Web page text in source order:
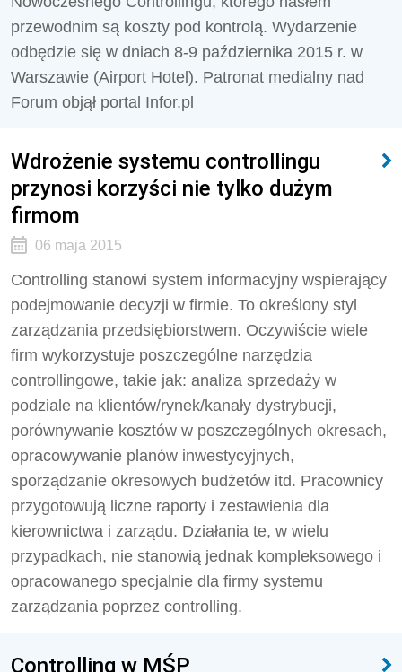
przewodnim są koszty pod kontrolą. Wydarzenie
odbędzie się w dniach 8-9 października 2015 r. w
Warszawie (Airport Hotel). Patronat medialny nad
Forum objął portal Infor.pl
Wdrożenie systemu controllingu
przynosi korzyści nie tylko dużym
firmom
06 maja 2015
Controlling stanowi system informacyjny wspierający
podejmowanie decyzji w firmie. To określony styl
zarządzania przedsiębiorstwem. Oczywiście wiele
firm wykorzystuje poszczególne narzędzia
controllingowe, takie jak: analiza sprzedaży w
podziale na klientów/rynek/kanały dystrybucji,
porównywanie kosztów w poszczególnych okresach,
opracowywanie planów inwestycyjnych,
sporządzanie okresowych budżetów itd. Pracownicy
przygotowują liczne raporty i zestawienia dla
kierownictwa i zarządu. Działania te, w wielu
przypadkach, nie stanowią jednak kompleksowego i
opracowanego specjalnie dla firmy systemu
zarządzania poprzez controlling.
Controlling w MŚP